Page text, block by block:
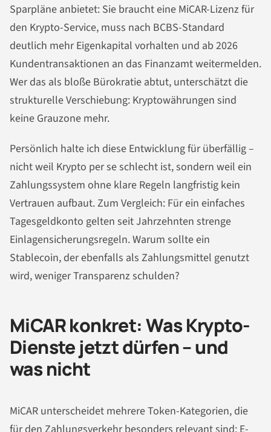
Sparpläne anbietet: Sie braucht eine MiCAR-Lizenz für
den Krypto-Service, muss nach BCBS-Standard
deutlich mehr Eigenkapital vorhalten und ab 2026
Kundentransaktionen an das Finanzamt weitermelden.
Wer das als bloße Bürokratie abtut, unterschätzt die
strukturelle Verschiebung: Kryptowährungen sind
keine Grauzone mehr.
Persönlich halte ich diese Entwicklung für überfällig –
nicht weil Krypto per se schlecht ist, sondern weil ein
Zahlungssystem ohne klare Regeln langfristig kein
Vertrauen aufbaut. Zum Vergleich: Für ein einfaches
Tagesgeldkonto gelten seit Jahrzehnten strenge
Einlagensicherungsregeln. Warum sollte ein
Stablecoin, der ebenfalls als Zahlungsmittel genutzt
wird, weniger Transparenz schulden?
MiCAR konkret: Was Krypto-
Dienste jetzt dürfen – und
was nicht
MiCAR unterscheidet mehrere Token-Kategorien, die